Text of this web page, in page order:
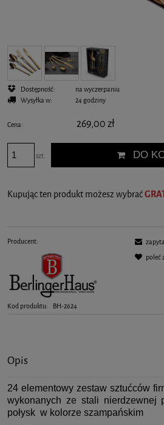
Dostępność:
na wyczerpaniu
Wysyłka w:
24 godziny
Cena: 269,00 zł
szt. DO
Kupując ten produkt możesz wybrać
Producent:
Kod produktu: BH-2624
poleć
Opis
24 elementowy zestaw sztućców
wykonanych ze stali nierdzewnej
połysk w kolorze szampańskim